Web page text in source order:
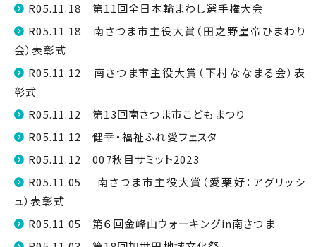
R05.11.18 第11回全日本輪まわし選手権大会
R05.11.18 南さつま市主役大賞（田之野皇帝ひまわり
会）表彰式
R05.11.12 南さつま市主役大賞（下村ななまる会）表
彰式
R05.11.12 第13回南さつま市こどもまつり
R05.11.12 健幸・福祉ふれ愛フェスタ
R05.11.12 007秋目サミット2023
R05.11.05 南さつま市主役大賞（愛栗好：アグリッシ
ュ）表彰式
R05.11.05 第６回金峰山ウォーキングin南さつま